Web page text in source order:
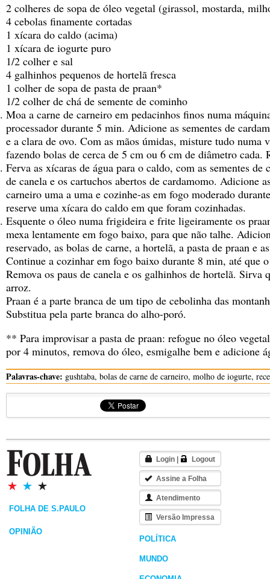
2 colheres de sopa de óleo vegetal (girassol, mostarda,
4 cebolas finamente cortadas
1 xícara do caldo (acima)
1 xícara de iogurte puro
1/2 colher e sal
4 galhinhos pequenos de hortelã fresca
1 colher de sopa de pasta de praan*
1/2 colher de chá de semente de cominho
Moa a carne de carneiro em pedacinhos finos numa
processador durante 5 min. Adicione as sementes de
e a clara de ovo. Com as mãos úmidas, misture tudo numa
fazendo bolas de cerca de 5 cm ou 6 cm de diâmetro cada.
Ferva as xícaras de água para o caldo, com as sementes
de canela e os cartuchos abertos de cardamomo. Adicione
carneiro uma a uma e cozinhe-as em fogo moderado
reserve uma xícara do caldo em que foram cozinhadas.
Esquente o óleo numa frigideira e frite ligeiramente os
mexa lentamente em fogo baixo, para que não talhe.
reservado, as bolas de carne, a hortelã, a pasta de praan e
Continue a cozinhar em fogo baixo durante 8 min, até que
Remova os paus de canela e os galhinhos de hortelã. Sirva
arroz.
Praan é a parte branca de um tipo de cebolinha das
Substitua pela parte branca do alho-poró.
** Para improvisar a pasta de praan: refogue no óleo
por 4 minutos, remova do óleo, esmigalhe bem e adicione
Palavras-chave: gushtaba, bolas de carne de carneiro, molho de iogurte,
FOLHA DE S.PAULO
OPINIÃO
Login Logout
Assine a Folha
Atendimento
Versão Impressa
POLÍTICA
MUNDO